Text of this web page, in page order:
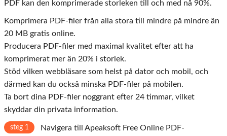
PDF kan den komprimerade storleken till och med nå 90%.
Komprimera PDF-filer från alla stora till mindre på mindre än
20 MB gratis online.
Producera PDF-filer med maximal kvalitet efter att ha
komprimerat mer än 20% i storlek.
Stöd vilken webbläsare som helst på dator och mobil, och
därmed kan du också minska PDF-filer på mobilen.
Ta bort dina PDF-filer noggrant efter 24 timmar, vilket
skyddar din privata information.
steg 1
Navigera till Apeaksoft Free Online PDF-